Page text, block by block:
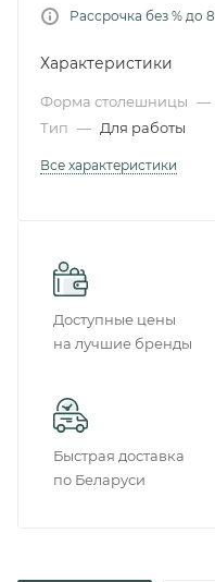
Рассрочка без % до
Характеристики
Форма столешницы —
Тип — Для работы
Все характеристики
Доступные цены
на лучшие бренды
Быстрая доставка
по Беларуси